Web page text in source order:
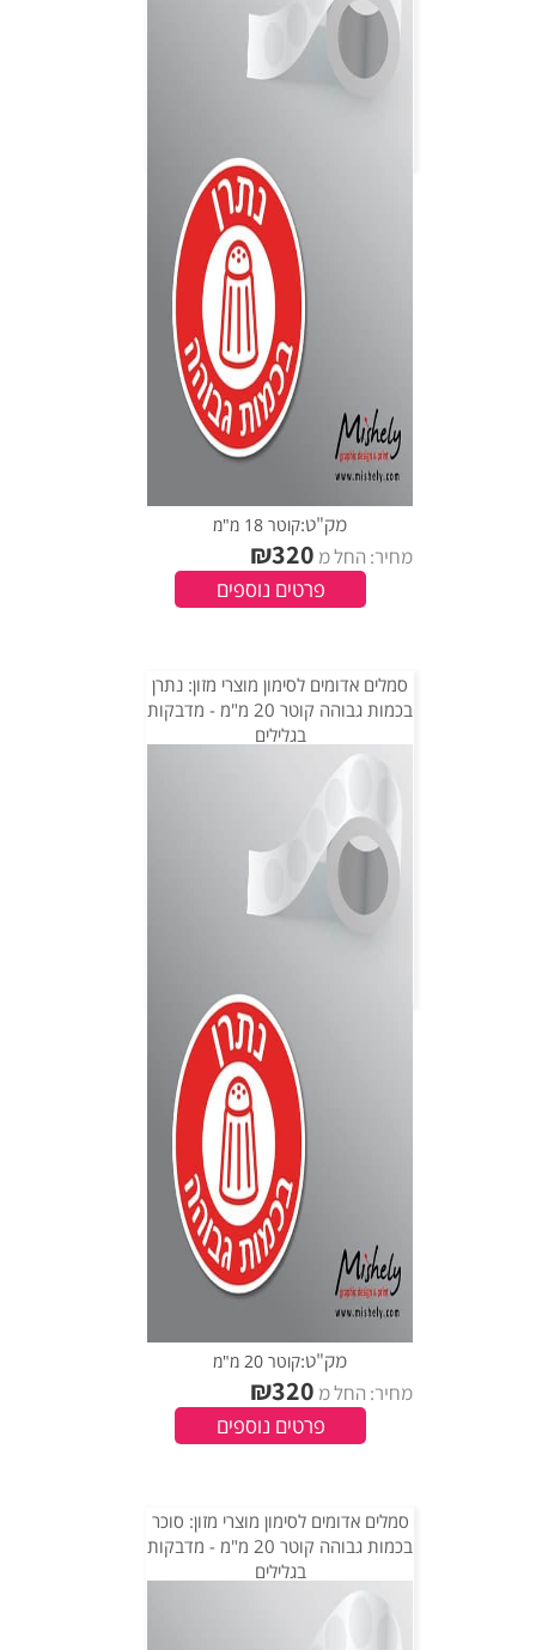
מק"ט:קוטר 18 מ"מ
מחיר: החל מ ₪320
פרטים נוספים
סמלים אדומים לסימון מוצרי מזון: נתרן
בכמות גבוהה קוטר 20 מ"מ - מדבקות
בגלילים
מק"ט:קוטר 20 מ"מ
מחיר: החל מ ₪320
פרטים נוספים
סמלים אדומים לסימון מוצרי מזון: סוכר
בכמות גבוהה קוטר 20 מ"מ - מדבקות
בגלילים